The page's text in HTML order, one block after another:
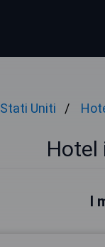
Stati Uniti
Hotel
I